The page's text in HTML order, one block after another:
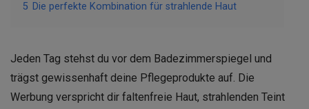
5 Die perfekte Kombination für strahlende Haut
Jeden Tag stehst du vor dem Badezimmerspiegel und
trägst gewissenhaft deine Pflegeprodukte auf. Die
Werbung verspricht dir faltenfreie Haut, strahlenden Teint